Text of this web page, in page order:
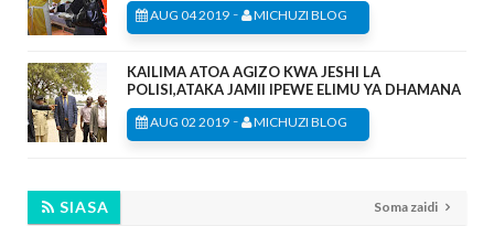
AUG 04 2019 - MICHUZI BLOG
KAILIMA ATOA AGIZO KWA JESHI LA
POLISI,ATAKA JAMII IPEWE ELIMU YA DHAMANA
AUG 02 2019 - MICHUZI BLOG
SIASA Soma zaidi